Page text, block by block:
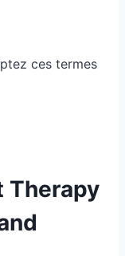
ces termes
Therapy